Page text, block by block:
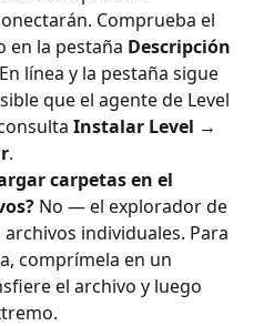
Comprueba el
en la pestaña Descripción
línea y la pestaña sigue
que el agente de Level
Instalar Level →
.
carpetas en el
No — el explorador de
individuales. Para
comprímela en un
el archivo y luego